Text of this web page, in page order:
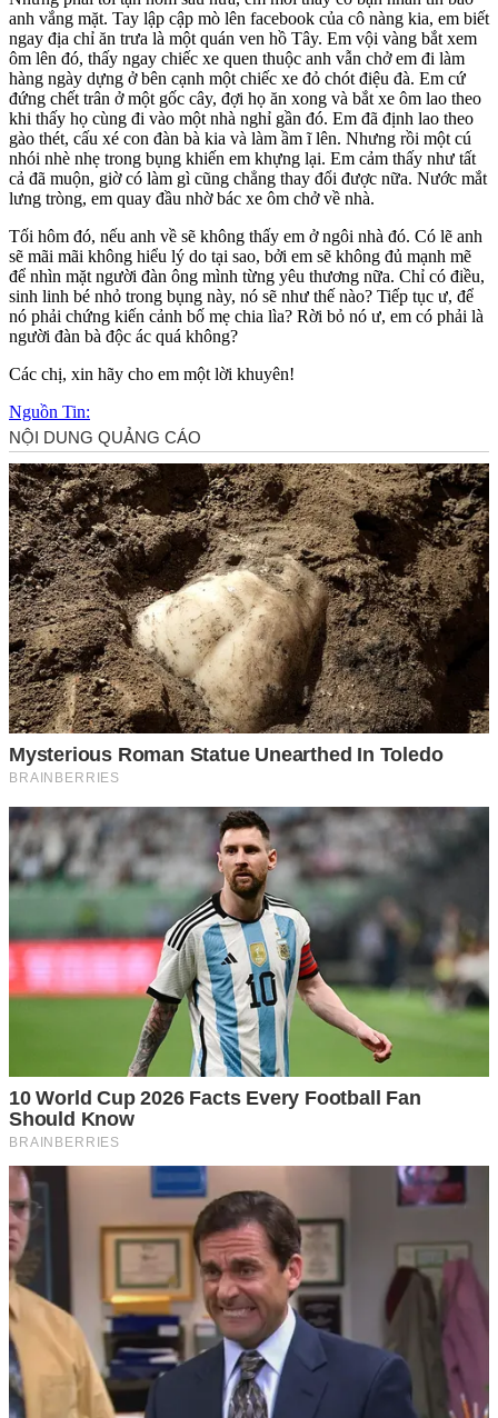
anh vắng mặt. Tay lập cập mò lên facebook của cô nàng kia, em biết
ngay địa chỉ ăn trưa là một quán ven hồ Tây. Em vội vàng bắt xem
ôm lên đó, thấy ngay chiếc xe quen thuộc anh vẫn chở em đi làm
hàng ngày dựng ở bên cạnh một chiếc xe đỏ chót điệu đà. Em cứ
đứng chết trân ở một gốc cây, đợi họ ăn xong và bắt xe ôm lao theo
khi thấy họ cùng đi vào một nhà nghỉ gần đó. Em đã định lao theo
gào thét, cấu xé con đàn bà kia và làm ầm ĩ lên. Nhưng rồi một cú
nhói nhè nhẹ trong bụng khiến em khựng lại. Em cảm thấy như tất
cả đã muộn, giờ có làm gì cũng chẳng thay đổi được nữa. Nước mắt
lưng tròng, em quay đầu nhờ bác xe ôm chở về nhà.
Tối hôm đó, nếu anh về sẽ không thấy em ở ngôi nhà đó. Có lẽ anh
sẽ mãi mãi không hiểu lý do tại sao, bởi em sẽ không đủ mạnh mẽ
để nhìn mặt người đàn ông mình từng yêu thương nữa. Chỉ có điều,
sinh linh bé nhỏ trong bụng này, nó sẽ như thế nào? Tiếp tục ư, để
nó phải chứng kiến cảnh bố mẹ chia lìa? Rời bỏ nó ư, em có phải là
người đàn bà độc ác quá không?
Các chị, xin hãy cho em một lời khuyên!
Nguồn Tin: